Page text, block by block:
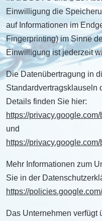
Einwilligung die
auf Informationen im
Fingerprinting) im Sinne
Einwilligung ist jederzeit
Die Datenübertragung in
Standardvertragsklauseln
Details finden Sie hier:
https://
und
https://
Mehr Informationen zum
Sie in der
https://
Das Unternehmen verfügt